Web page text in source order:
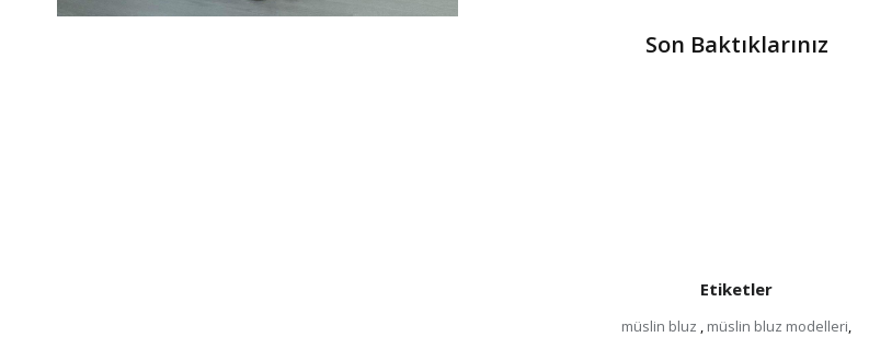
Son Baktıklarınız
Etiketler
müslin bluz , müslin bluz modelleri,